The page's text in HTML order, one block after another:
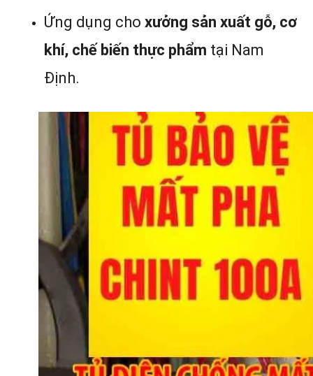
Ứng dụng cho xưởng sản xuất gỗ, cơ
khí, chế biến thực phẩm tại Nam
Định.